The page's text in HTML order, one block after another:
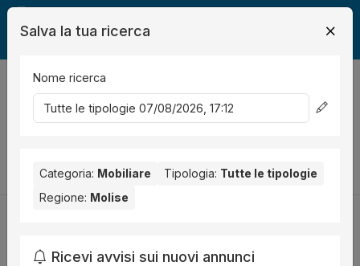
Legalmente Mobili
risultati Ordina per
Salva la tua ricerca
Nome ricerca
Categoria: Mobiliare Tipologia: Tutte le tipologie
Regione: Molise
Ricevi avvisi sui nuovi annunci